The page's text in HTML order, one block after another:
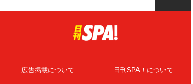
広告掲載について 日刊SPA！について